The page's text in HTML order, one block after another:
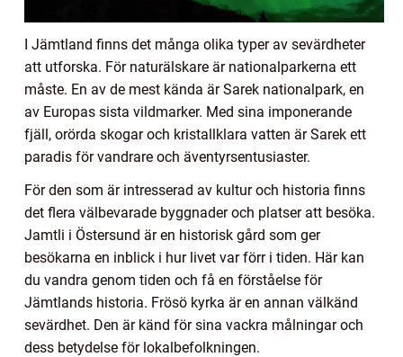
I Jämtland finns det många olika typer av sevärdheter
att utforska. För naturälskare är nationalparkerna ett
måste. En av de mest kända är Sarek nationalpark, en
av Europas sista vildmarker. Med sina imponerande
fjäll, orörda skogar och kristallklara vatten är Sarek ett
paradis för vandrare och äventyrsentusiaster.
För den som är intresserad av kultur och historia finns
det flera välbevarade byggnader och platser att besöka.
Jamtli i Östersund är en historisk gård som ger
besökarna en inblick i hur livet var förr i tiden. Här kan
du vandra genom tiden och få en förståelse för
Jämtlands historia. Frösö kyrka är en annan välkänd
sevärdhet. Den är känd för sina vackra målningar och
dess betydelse för lokalbefolkningen.